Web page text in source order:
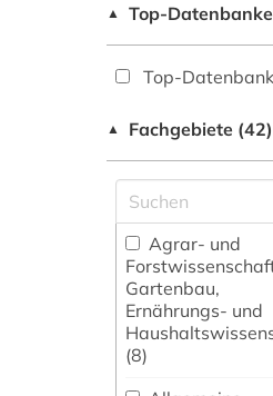
▲ Top-
Top-
▲ Fachgebiete (42)
Agrar- und
Gartenbau,
Ernährungs- und
(8)